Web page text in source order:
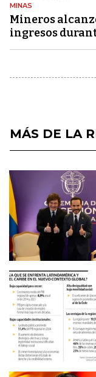
MINAS
Mineros
ingresos
MÁS DE LA